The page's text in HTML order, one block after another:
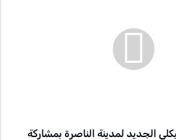
الجديد لمدينة الناصرة بمشاركة